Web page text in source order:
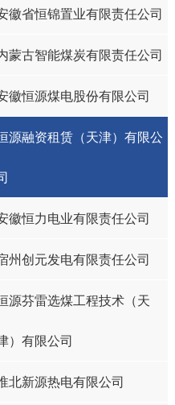
徽省恒锦置业有限责任公司
蒙古智能煤炭有限责任公司
徽恒源煤电股份有限公司
源融资租赁（天津）有限公
徽恒力电业有限责任公司
州创元发电有限责任公司
源芬雷选煤工程技术（天
）有限公司
北新源热电有限公司